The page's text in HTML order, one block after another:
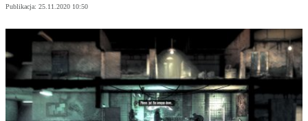
Publikacja: 25.11.2020 10:50